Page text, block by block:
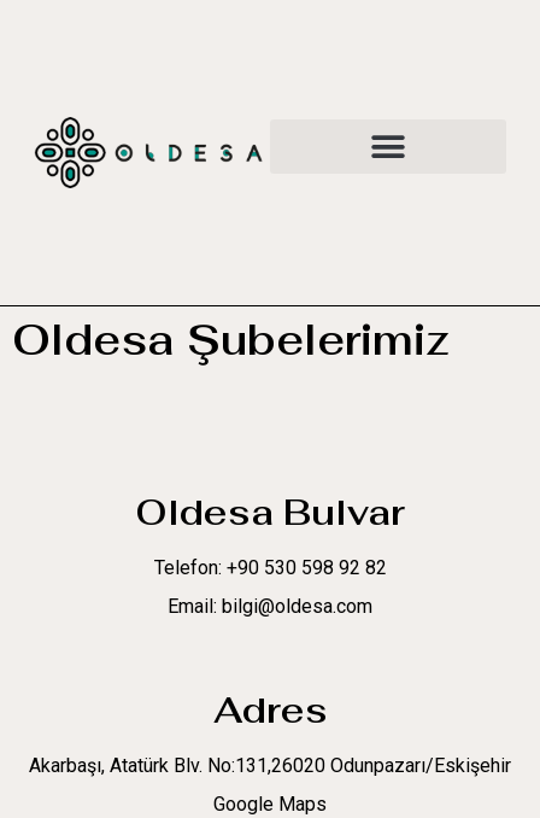
Oldesa Şubelerimiz
Oldesa Bulvar
Telefon: +90 530 598 92 82
Email: bilgi@oldesa.com
Adres
Akarbaşı, Atatürk Blv. No:131,26020 Odunpazarı/Eskişehir
Google Maps